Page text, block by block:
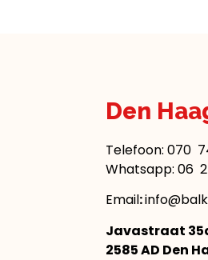
Den
Telefoon: 070
Whatsapp: 06
Email:
Javastraat
2585 AD Den